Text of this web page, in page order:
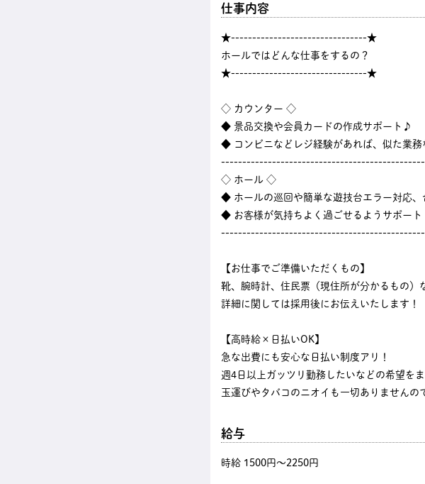
仕事内容
★--------------------------------★
ホールではどんな仕事をするの？
★--------------------------------★
◇ カウンター ◇
◆ 景品交換や会員カードの作成サポート♪
◆ コンビニなどレジ経験があれば、似た業務
◇ ホール ◇
◆ ホールの巡回や簡単な遊技台エラー対応、
◆ お客様が気持ちよく過ごせるようサポート
【お仕事でご準備いただくもの】
靴、腕時計、住民票（現住所が分かるもの）
詳細に関しては採用後にお伝えいたします！
【高時給×日払いOK】
急な出費にも安心な日払い制度アリ！
週4日以上ガッツリ勤務したいなどの希望を
玉運びやタバコのニオイも一切ありませんの
給与
時給 1500円〜2250円